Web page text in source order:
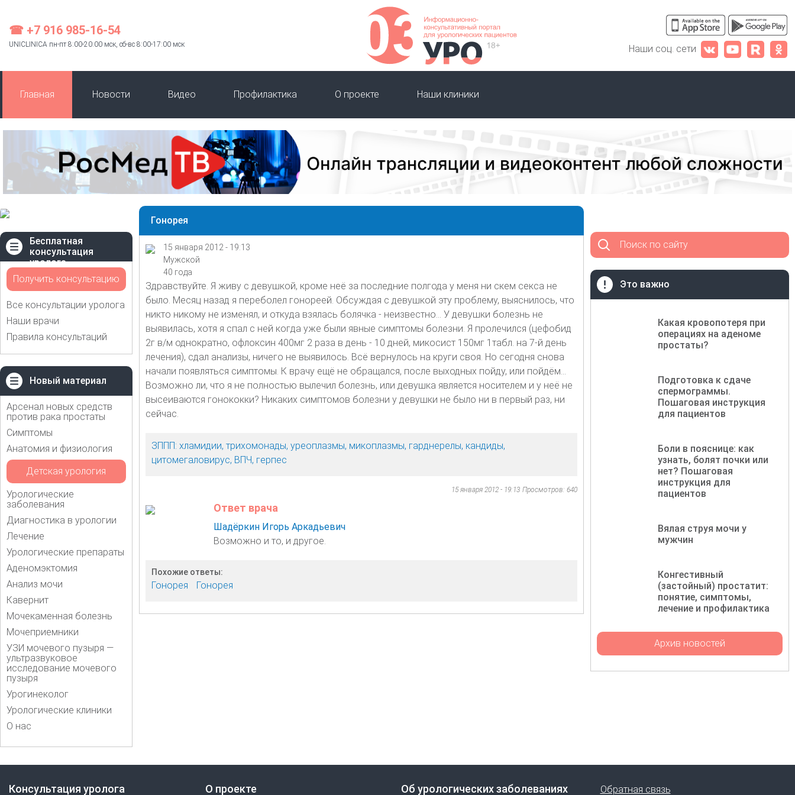
☎ +7 916 985-16-54
UNICLINICA пн-пт 8:00-20:00 мск, сб-вс 8:00-17:00 мск Наши соц. сети
Главная Новости Видео Профилактика О проекте Наши клиники
Бесплатная
консультация
уролога
Получить консультацию
Все консультации уролога
Наши врачи
Правила консультаций
Новый материал
Арсенал новых средств
против рака простаты
Симптомы
Анатомия и физиология
Детская урология
Урологические
заболевания
Диагностика в урологии
Лечение
Урологические препараты
Аденомэктомия
Анализ мочи
Кавернит
Мочекаменная болезнь
Мочеприемники
УЗИ мочевого пузыря —
ультразвуковое
исследование мочевого
пузыря
Урогинеколог
Урологические клиники
О нас
Гонорея
15 января 2012 - 19:13
Мужской
40 года
Здравствуйте. Я живу с девушкой, кроме неё за последние полгода у меня ни скем секса не
было. Месяц назад я переболел гонореей. Обсуждая с девушкой эту проблему, выяснилось, что
никто никому не изменял, и откуда взялась болячка - неизвестно... У девушки болезнь не
выявилась, хотя я спал с ней когда уже были явные симптомы болезни. Я пролечился (цефобид
2г в/м однократно, офлоксин 400мг 2 раза в день - 10 дней, микосист 150мг 1табл. на 7-й день
лечения), сдал анализы, ничего не выявилось. Всё вернулось на круги своя. Но сегодня снова
начали появляться симптомы. К врачу ещё не обращался, после выходных пойду, или пойдём...
Возможно ли, что я не полностью вылечил болезнь, или девушка является носителем и у неё не
высеиваются гонококки? Никаких симптомов болезни у девушки не было ни в первый раз, ни
сейчас.
ЗППП: хламидии, трихомонады, уреоплазмы, микоплазмы, гарднерелы, кандиды,
цитомегаловирус, ВПЧ, герпес
15 января 2012 - 19:13 Просмотров: 640
Ответ врача
Шадёркин Игорь Аркадьевич
Возможно и то, и другое.
Похожие ответы:
Гонорея Гонорея
Поиск по сайту
Это важно
Какая кровопотеря при
операциях на аденоме
простаты?
Подготовка к сдаче
спермограммы.
Пошаговая инструкция
для пациентов
Боли в пояснице: как
узнать, болят почки или
нет? Пошаговая
инструкция для
пациентов
Вялая струя мочи у
мужчин
Конгестивный
(застойный) простатит:
понятие, симптомы,
лечение и профилактика
Архив новостей
Консультация уролога О проекте Об урологических заболеваниях Обратная связь